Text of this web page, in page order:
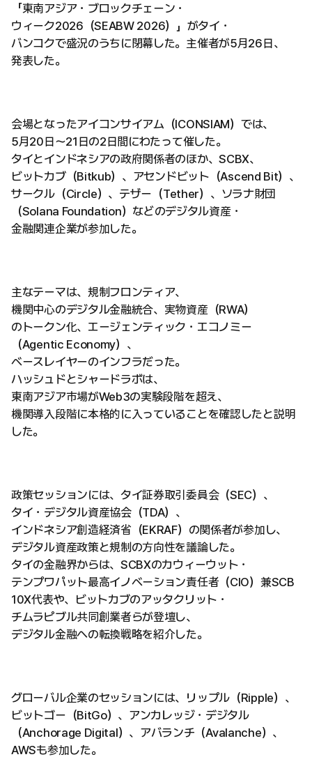
「東南アジア・ブロックチェーン・
ウィーク2026（SEABW 2026）」がタイ・
バンコクで盛況のうちに閉幕した。主催者が5月26日、
発表した。
会場となったアイコンサイアム（ICONSIAM）では、
5月20日〜21日の2日間にわたって催した。
タイとインドネシアの政府関係者のほか、SCBX、
ビットカブ（Bitkub）、アセンドビット（Ascend Bit）、
サークル（Circle）、テザー（Tether）、ソラナ財団
（Solana Foundation）などのデジタル資産・
金融関連企業が参加した。
主なテーマは、規制フロンティア、
機関中心のデジタル金融統合、実物資産（RWA）
のトークン化、エージェンティック・エコノミー
（Agentic Economy）、
ベースレイヤーのインフラだった。
ハッシュドとシャードラボは、
東南アジア市場がWeb3の実験段階を超え、
機関導入段階に本格的に入っていることを確認したと説明
した。
政策セッションには、タイ証券取引委員会（SEC）、
タイ・デジタル資産協会（TDA）、
インドネシア創造経済省（EKRAF）の関係者が参加し、
デジタル資産政策と規制の方向性を議論した。
タイの金融界からは、SCBXのカウィーウット・
テンプワパット最高イノベーション責任者（CIO）兼SCB
10X代表や、ビットカブのアッタクリット・
チムラピブル共同創業者らが登壇し、
デジタル金融への転換戦略を紹介した。
グローバル企業のセッションには、リップル（Ripple）、
ビットゴー（BitGo）、アンカレッジ・デジタル
（Anchorage Digital）、アバランチ（Avalanche）、
AWSも参加した。